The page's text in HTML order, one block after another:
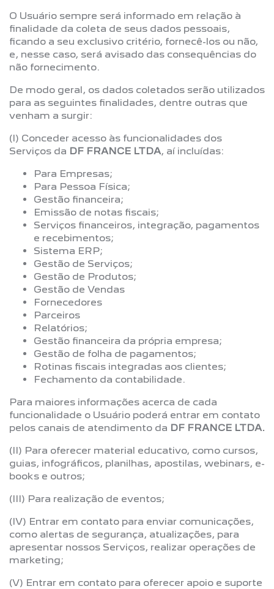
O Usuário sempre será informado em relação à
finalidade da coleta de seus dados pessoais,
ficando a seu exclusivo critério, fornecê-los ou não,
e, nesse caso, será avisado das consequências do
não fornecimento.
De modo geral, os dados coletados serão utilizados
para as seguintes finalidades, dentre outras que
venham a surgir:
(I) Conceder acesso às funcionalidades dos
Serviços da DF FRANCE LTDA, aí incluídas:
Para Empresas;
Para Pessoa Física;
Gestão financeira;
Emissão de notas fiscais;
Serviços financeiros, integração, pagamentos
e recebimentos;
Sistema ERP;
Gestão de Serviços;
Gestão de Produtos;
Gestão de Vendas
Fornecedores
Parceiros
Relatórios;
Gestão financeira da própria empresa;
Gestão de folha de pagamentos;
Rotinas fiscais integradas aos clientes;
Fechamento da contabilidade.
Para maiores informações acerca de cada
funcionalidade o Usuário poderá entrar em contato
pelos canais de atendimento da DF FRANCE LTDA.
(II) Para oferecer material educativo, como cursos,
guias, infográficos, planilhas, apostilas, webinars, e-
books e outros;
(III) Para realização de eventos;
(IV) Entrar em contato para enviar comunicações,
como alertas de segurança, atualizações, para
apresentar nossos Serviços, realizar operações de
marketing;
(V) Entrar em contato para oferecer apoio e suporte